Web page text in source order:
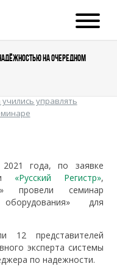
НА ОЧЕРЕДНОМ
управлять
года, по заявке
«Русский Регистр»,
провели семинар
для
12 представителей
эксперта системы
по надежности.